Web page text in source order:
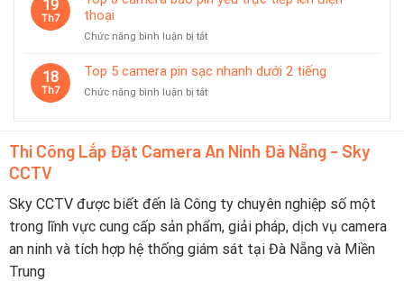
Chọn
Hiệu
camera
dây
dùng
19
Th7
thoại
Chức năng bình luận bị tắtở
8
báo
trực
tiếp
thoại
18
Th7
Top 5 camera pin sạc nhanh dưới 2 tiếng
Chức năng bình luận bị tắtở
pin
dưới
2
tiếng
Thi Công Lắp Đặt Camera An Ninh Đà Nẵng - Sky
CCTV
Sky CCTV được biết đến là Công ty chuyên nghiệp số một
trong lĩnh vực cung cấp sản phẩm, giải pháp, dịch vụ camera
an ninh và tích hợp hệ thống giám sát tại Đà Nẵng và Miền
Trung